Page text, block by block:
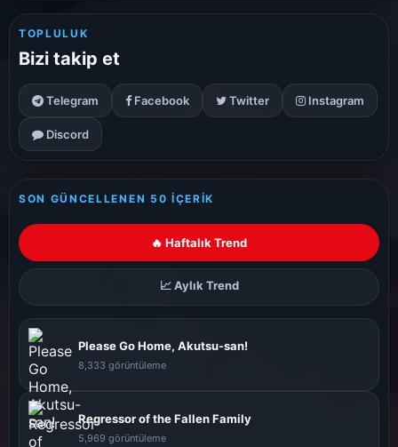
TOPLULUK
Bizi takip et
Telegram Facebook Twitter Instagram
Discord
SON GÜNCELLENEN 50 İÇERIK
🔥 Haftalık Trend
📈 Aylık Trend
Please Go Home, Akutsu-san!
8,333 görüntüleme
Regressor of the Fallen Family
5,969 görüntüleme